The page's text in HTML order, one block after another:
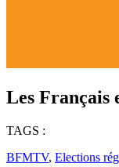
Les Français
TAGS :
BFMTV, Elections